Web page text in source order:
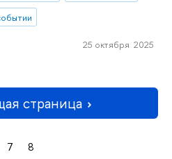
25 октября 2025
страница
7 8